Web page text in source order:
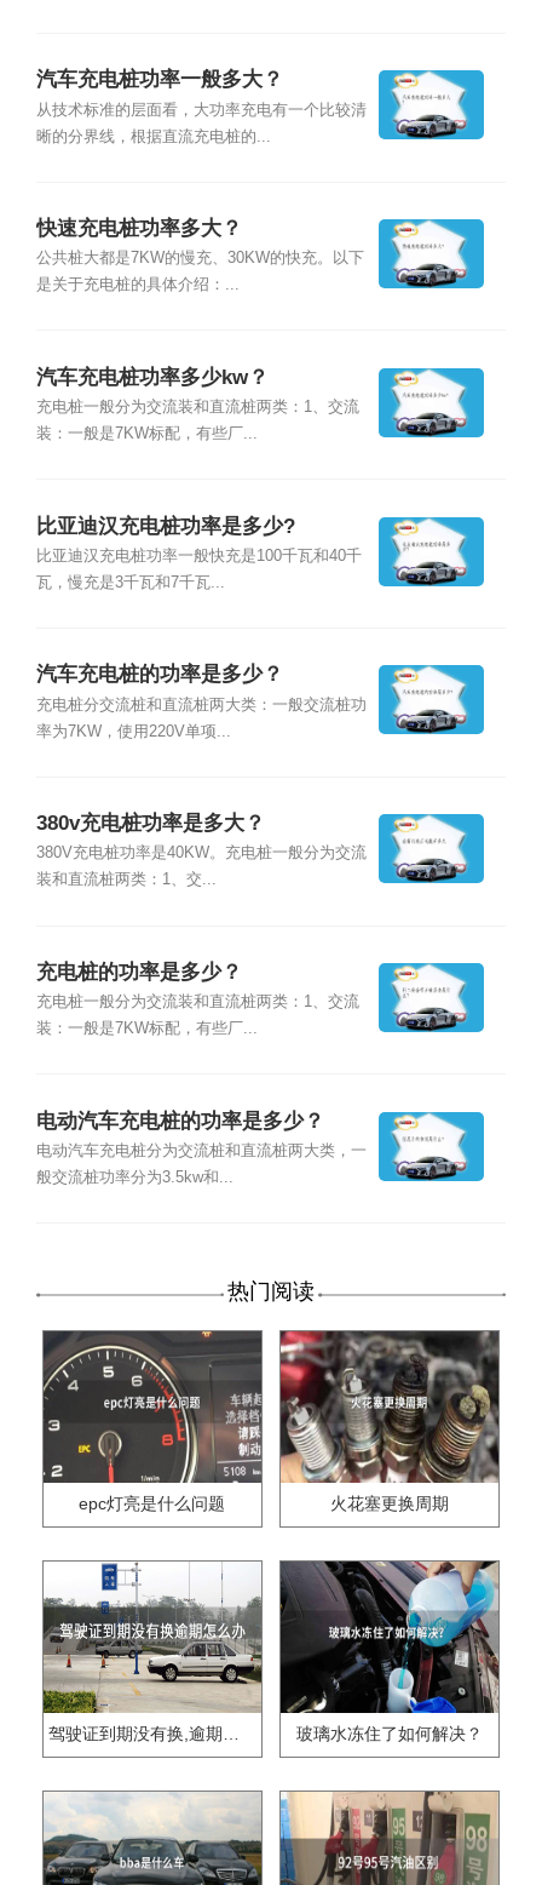
汽车充电桩功率一般多大？
从技术标准的层面看，大功率充电有一个比较清
晰的分界线，根据直流充电桩的...
快速充电桩功率多大？
公共桩大都是7KW的慢充、30KW的快充。以下
是关于充电桩的具体介绍：...
汽车充电桩功率多少kw？
充电桩一般分为交流装和直流桩两类：1、交流
装：一般是7KW标配，有些厂...
比亚迪汉充电桩功率是多少?
比亚迪汉充电桩功率一般快充是100千瓦和40千
瓦，慢充是3千瓦和7千瓦...
汽车充电桩的功率是多少？
充电桩分交流桩和直流桩两大类：一般交流桩功
率为7KW，使用220V单项...
380v充电桩功率是多大？
380V充电桩功率是40KW。充电桩一般分为交流
装和直流桩两类：1、交...
充电桩的功率是多少？
充电桩一般分为交流装和直流桩两类：1、交流
装：一般是7KW标配，有些厂...
电动汽车充电桩的功率是多少？
电动汽车充电桩分为交流桩和直流桩两大类，一
般交流桩功率分为3.5kw和...
热门阅读
epc灯亮是什么问题 火花塞更换周期
驾驶证到期没有换,逾期怎么办?? 玻璃水冻住了如何解决？